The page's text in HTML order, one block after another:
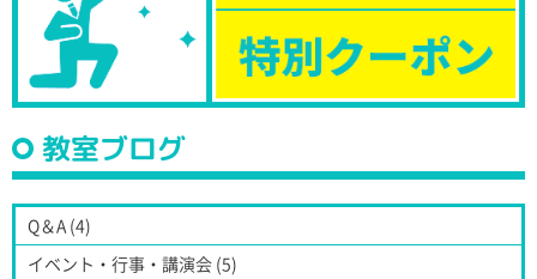
教室ブログ
Q＆A (4)
イベント・行事・講演会 (5)